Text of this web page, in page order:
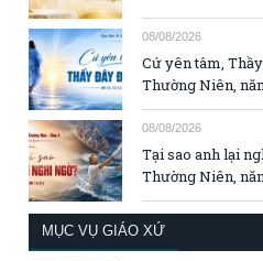
08/08/2026
Cứ yên tâm,
Thường Niên,
08/08/2026
Tại sao anh lại
Thường Niên,
MỤC VỤ GIÁO XỨ